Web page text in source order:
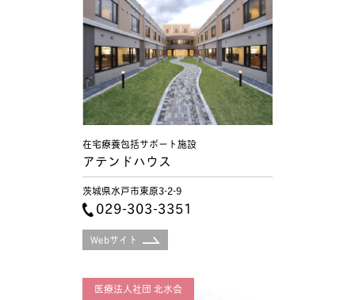
在宅療養包括サポート施設
アテンドハウス
茨城県水戸市東原3-2-9
029-303-3351
Webサイト
医療法人社団 北水会